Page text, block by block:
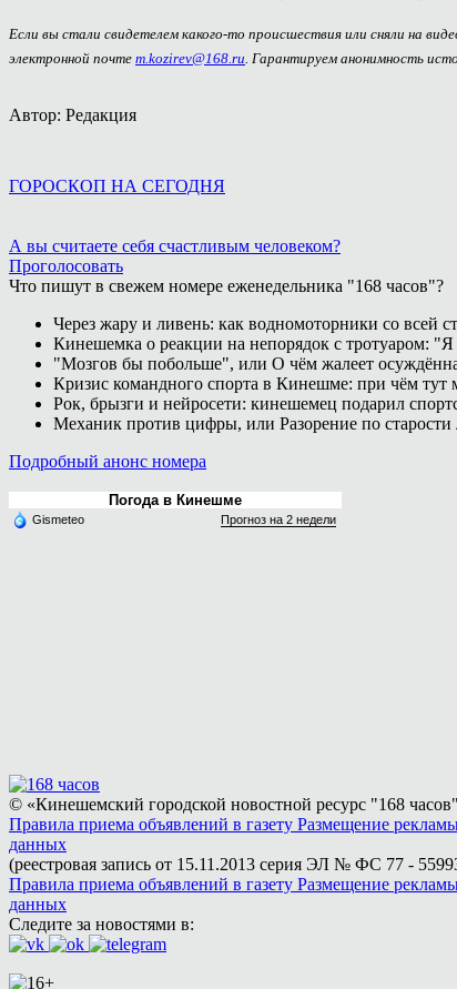
Если вы стали свидетелем какого-то происшествия или сняли на
электронной почте m.kozirev@168.ru. Гарантируем анонимность
Автор: Редакция
ГОРОСКОП НА СЕГОДНЯ
А вы считаете себя счастливым человеком?
Проголосовать
Что пишут в свежем номере еженедельника "168 часов"?
Через жару и ливень: как водномоторники со всей
Кинешемка о реакции на непорядок с тротуаром:
"Мозгов бы побольше", или О чём жалеет
Кризис командного спорта в Кинешме: при чём
Рок, брызги и нейросети: кинешемец подарил
Механик против цифры, или Разорение по старости
Подробный анонс номера
Погода в Кинешме
Gismeteo Прогноз на 2 недели
© «Кинешемский городской новостной ресурс "168
Правила приема объявлений в газету Размещение
данных
(реестровая запись от 15.11.2013 серия ЭЛ № ФС 77 -
Правила приема объявлений в газету Размещение
данных
Следите за новостями в: